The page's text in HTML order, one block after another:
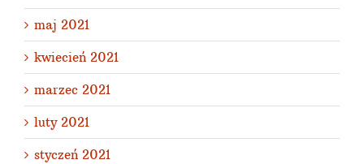
maj 2021
kwiecień 2021
marzec 2021
luty 2021
styczeń 2021